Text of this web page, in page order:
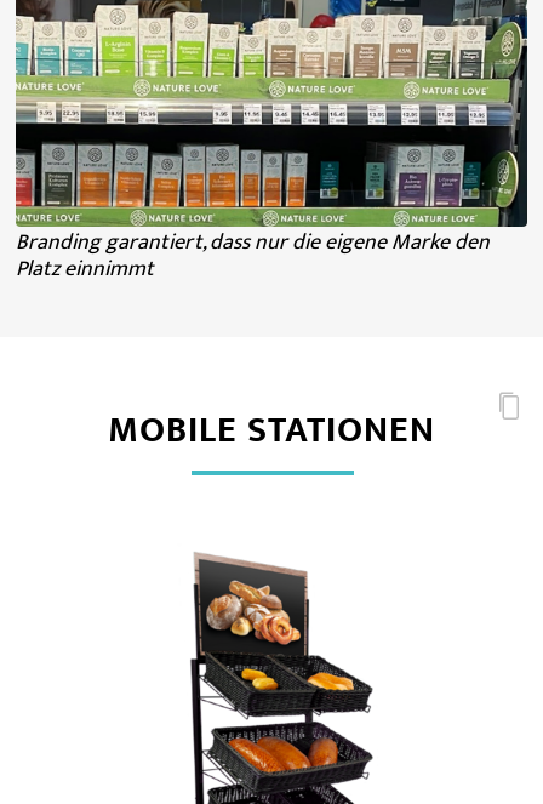
Branding garantiert, dass nur die eigene Marke den
Platz einnimmt
MOBILE STATIONEN